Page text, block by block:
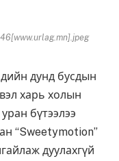
дунд бусдын
харь холын
бүтээлээ
“Sweetymotion”
дуулахгүй